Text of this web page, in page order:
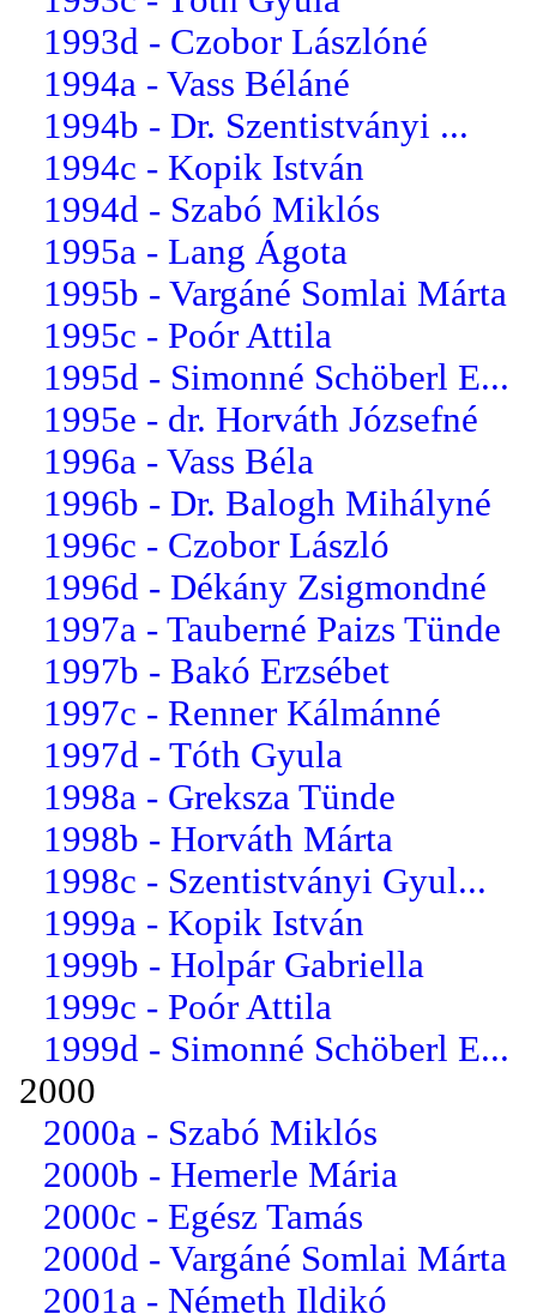
1993d - Czobor Lászlóné
1994a - Vass Béláné
1994b - Dr. Szentistványi ...
1994c - Kopik István
1994d - Szabó Miklós
1995a - Lang Ágota
1995b - Vargáné Somlai Márta
1995c - Poór Attila
1995d - Simonné Schöberl E...
1995e - dr. Horváth Józsefné
1996a - Vass Béla
1996b - Dr. Balogh Mihályné
1996c - Czobor László
1996d - Dékány Zsigmondné
1997a - Tauberné Paizs Tünde
1997b - Bakó Erzsébet
1997c - Renner Kálmánné
1997d - Tóth Gyula
1998a - Greksza Tünde
1998b - Horváth Márta
1998c - Szentistványi Gyul...
1999a - Kopik István
1999b - Holpár Gabriella
1999c - Poór Attila
1999d - Simonné Schöberl E...
2000
2000a - Szabó Miklós
2000b - Hemerle Mária
2000c - Egész Tamás
2000d - Vargáné Somlai Márta
2001a - Németh Ildikó